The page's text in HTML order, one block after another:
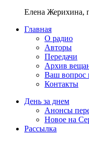
Елена Жерихина,
Главная
О радио
Авторы
Передачи
Архив
Ваш вопрос
Контакты
День за днем
Анонсы
Новое на
Рассылка